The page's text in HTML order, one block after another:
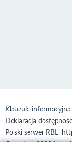
Klauzula
Deklaracja
Polski serwer RBL